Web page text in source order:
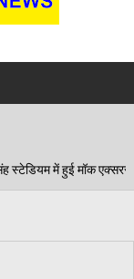
का किया गया रेस्क्यू